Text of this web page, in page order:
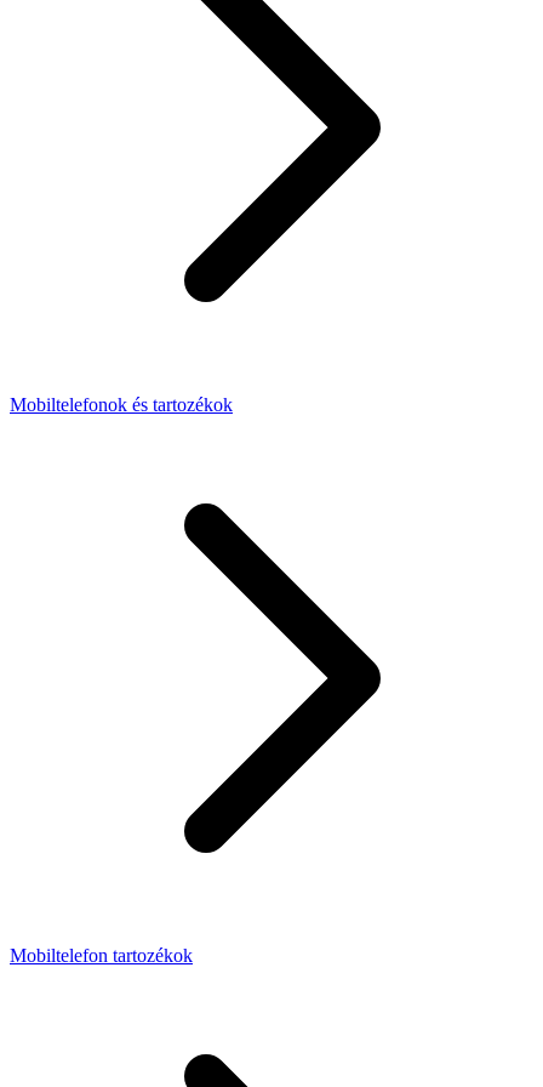
Mobiltelefonok és tartozékok
Mobiltelefon tartozékok